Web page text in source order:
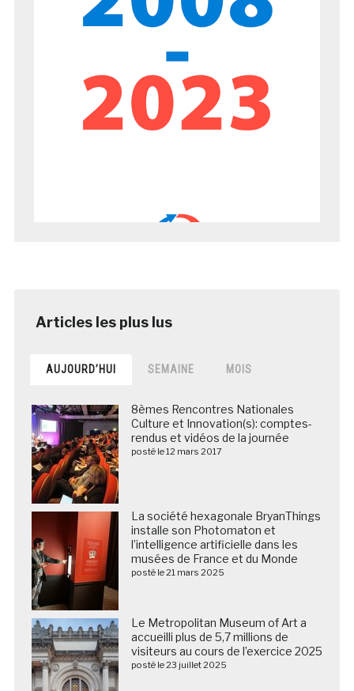
AUJOURD’HUI SEMAINE MOIS
8èmes Rencontres Nationales
Culture et Innovation(s): comptes-
rendus et vidéos de la journée
posté le 12 mars 2017
La société hexagonale BryanThings
installe son Photomaton et
l’intelligence artificielle dans les
musées de France et du Monde
posté le 21 mars 2025
Le Metropolitan Museum of Art a
accueilli plus de 5,7 millions de
visiteurs au cours de l’exercice 2025
posté le 23 juillet 2025